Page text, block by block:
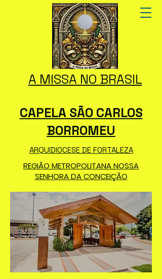
A MISSA NO BRASIL
CAPELA SÃO CARLOS
BORROMEU
ARQUIDIOCESE DE FORTALEZA
REGIÃO METROPOLITANA NOSSA
SENHORA DA CONCEIÇÃO